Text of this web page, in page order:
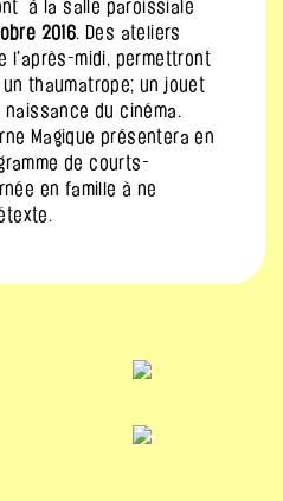
à la salle paroissiale
2016. Des ateliers
l'après-midi, permettront
thaumatrope; un jouet
du cinéma.
Magique présentera en
de courts-
en famille à ne